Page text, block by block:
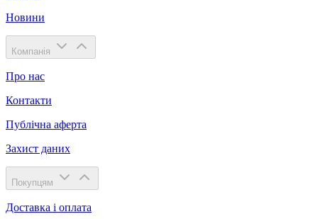
Новини
Компанія
Про нас
Контакти
Публічна аферта
Захист даних
Покупцям
Доставка і оплата